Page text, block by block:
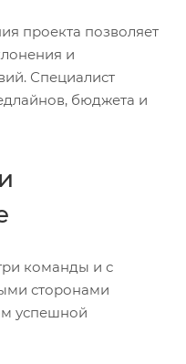
проекта позволяет
и
Специалист
бюджета и
команды и с
сторонами
успешной